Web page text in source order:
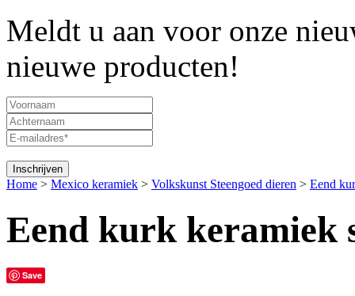
Meldt u aan voor onze
nieuwe producten!
Home > Mexico keramiek > Volkskunst Steengoed dieren > Eend
Eend kurk keramiek
Save